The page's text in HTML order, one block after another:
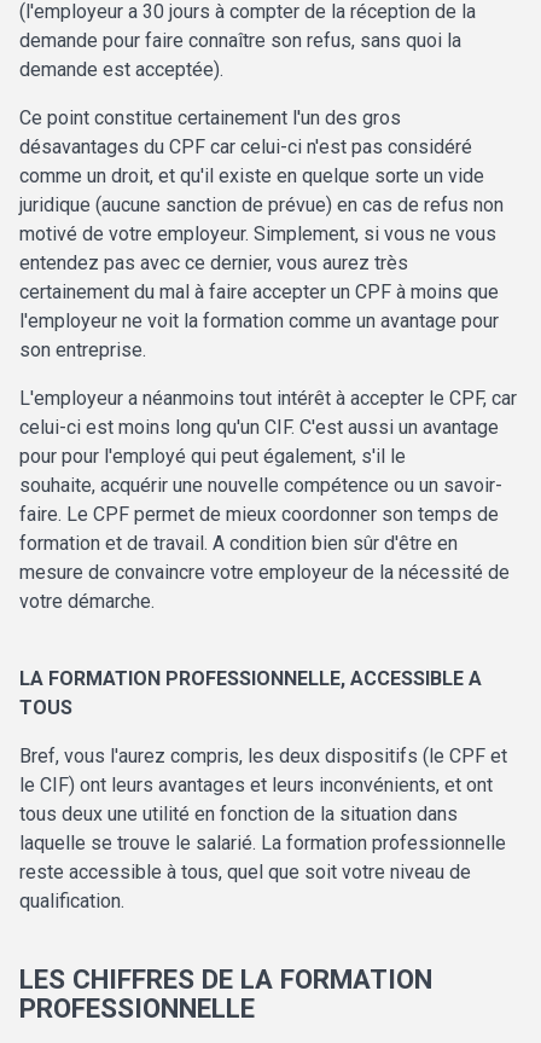
(l'employeur a 30 jours à compter de la réception de la
demande pour faire connaître son refus, sans quoi la
demande est acceptée).
Ce point constitue certainement l'un des gros
désavantages du CPF car celui-ci n'est pas considéré
comme un droit, et qu'il existe en quelque sorte un vide
juridique (aucune sanction de prévue) en cas de refus non
motivé de votre employeur. Simplement, si vous ne vous
entendez pas avec ce dernier, vous aurez très
certainement du mal à faire accepter un CPF à moins que
l'employeur ne voit la formation comme un avantage pour
son entreprise.
L'employeur a néanmoins tout intérêt à accepter le CPF, car
celui-ci est moins long qu'un CIF. C'est aussi un avantage
pour pour l'employé qui peut également, s'il le
souhaite, acquérir une nouvelle compétence ou un savoir-
faire. Le CPF permet de mieux coordonner son temps de
formation et de travail. A condition bien sûr d'être en
mesure de convaincre votre employeur de la nécessité de
votre démarche.
LA FORMATION PROFESSIONNELLE, ACCESSIBLE A
TOUS
Bref, vous l'aurez compris, les deux dispositifs (le CPF et
le CIF) ont leurs avantages et leurs inconvénients, et ont
tous deux une utilité en fonction de la situation dans
laquelle se trouve le salarié. La formation professionnelle
reste accessible à tous, quel que soit votre niveau de
qualification.
LES CHIFFRES DE LA FORMATION
PROFESSIONNELLE